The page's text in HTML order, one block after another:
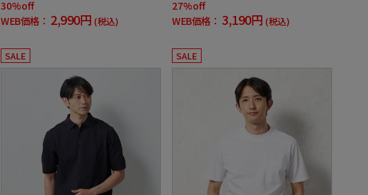
30%off
WEB価格： 2,990円 (税込)
27%off
WEB価格： 3,190円 (税込)
SALE SALE